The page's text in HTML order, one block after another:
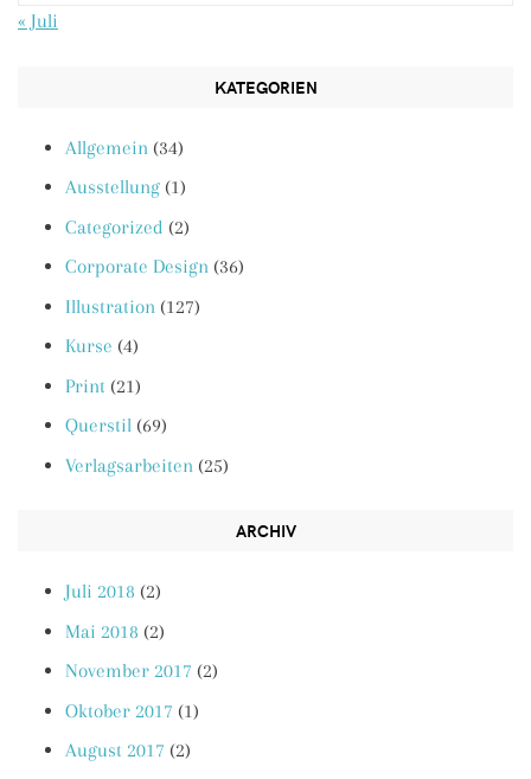
« Juli
KATEGORIEN
Allgemein (34)
Ausstellung (1)
Categorized (2)
Corporate Design (36)
Illustration (127)
Kurse (4)
Print (21)
Querstil (69)
Verlagsarbeiten (25)
ARCHIV
Juli 2018 (2)
Mai 2018 (2)
November 2017 (2)
Oktober 2017 (1)
August 2017 (2)